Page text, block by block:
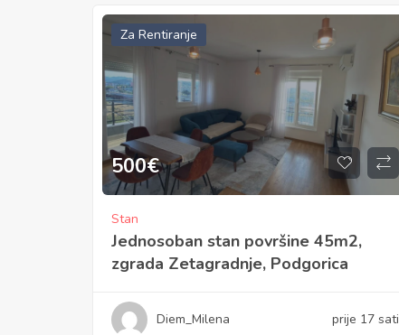
Za Rentiranje
500€
Stan
Jednosoban stan površine 45m2,
zgrada Zetagradnje, Podgorica
Diem_Milena prije 17 sati